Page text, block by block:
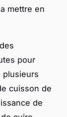
mettre en
pour
plusieurs
cuisson de
de